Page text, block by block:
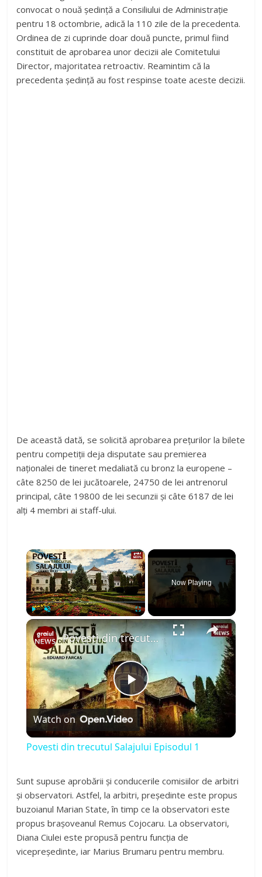
convocat o nouă ședință a Consiliului de Administrație
pentru 18 octombrie, adică la 110 zile de la precedenta.
Ordinea de zi cuprinde doar două puncte, primul fiind
constituit de aprobarea unor decizii ale Comitetului
Director, majoritatea retroactiv. Reamintim că la
precedenta ședință au fost respinse toate aceste decizii.
De această dată, se solicită aprobarea prețurilor la bilete
pentru competiții deja disputate sau premierea
naționalei de tineret medaliată cu bronz la europene –
câte 8250 de lei jucătoarele, 24750 de lei antrenorul
principal, câte 19800 de lei secunzii și câte 6187 de lei
alți 4 membri ai staff-ului.
×
Play Unmute Fullscreen
Now Playing
×
P
l
y
V
Povesti din trecutul Salajului Episodul 1
Watch on
Povesti din trecutul Salajului Episodul 1
Sunt supuse aprobării și conducerile comisiilor de arbitri
și observatori. Astfel, la arbitri, președinte este propus
buzoianul Marian State, în timp ce la observatori este
propus brașoveanul Remus Cojocaru. La observatori,
Diana Ciulei este propusă pentru funcția de
vicepreședinte, iar Marius Brumaru pentru membru.